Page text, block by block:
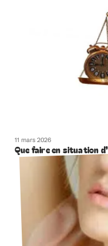
11 mars 2026
Que faire en situation